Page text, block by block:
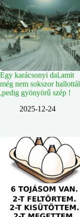
Egy karácsonyi dal,amit
még nem sokszor hallottál
,pedig gyönyörű szép !
2025-12-24